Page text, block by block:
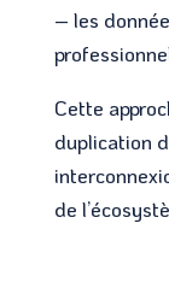
– les
Cette
duplication
de